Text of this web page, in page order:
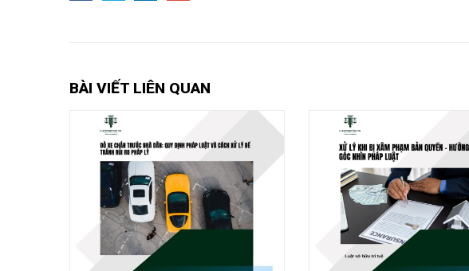
BÀI VIẾT LIÊN QUAN